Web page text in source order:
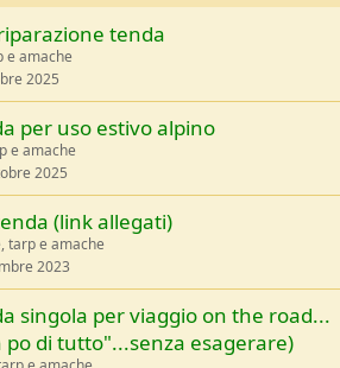
tenda
e amache
2025
per uso estivo alpino
e amache
2025
(link allegati)
tarp e amache
2023
singola per viaggio on the road...
di tutto"...senza esagerare)